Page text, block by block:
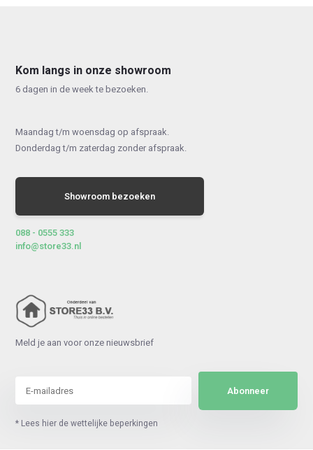
Kom langs in onze showroom
6 dagen in de week te bezoeken.
Maandag t/m woensdag op afspraak.
Donderdag t/m zaterdag zonder afspraak.
Showroom bezoeken
088 - 0555 333
info@store33.nl
Meld je aan voor onze nieuwsbrief
Abonneer
* Lees hier de wettelijke beperkingen